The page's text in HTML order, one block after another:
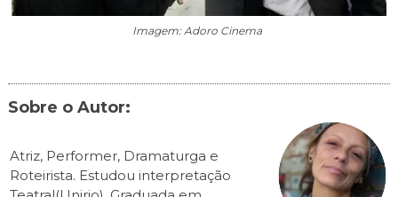
Imagem: Adoro Cinema
Sobre o Autor:
Atriz, Performer, Dramaturga e
Roteirista. Estudou interpretação